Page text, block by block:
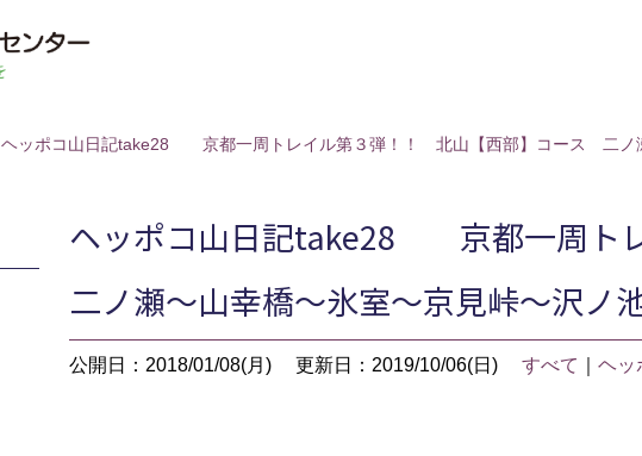
ヘッポコ山日記take28 京都一周トレイル第３弾！！ 北山【西部】コース 二ノ瀬
ヘッポコ山日記take28 京都一周ト
二ノ瀬～山幸橋～氷室～京見峠～沢ノ
公開日：2018/01/08(月) 更新日：2019/10/06(日) すべて ヘッ